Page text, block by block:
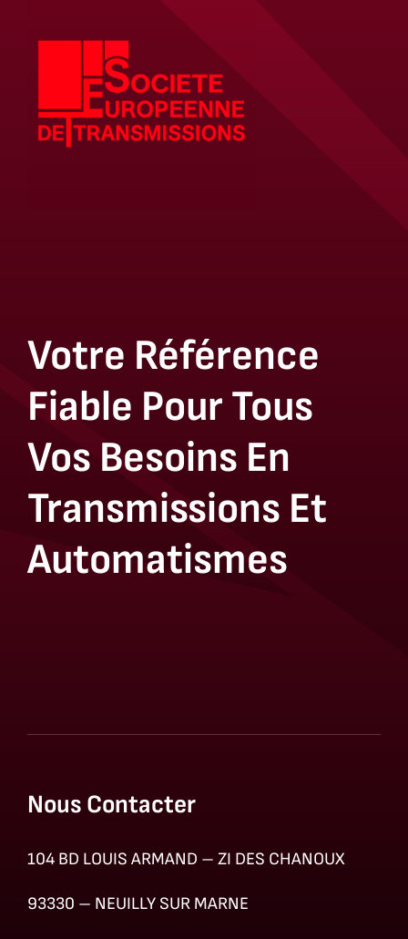
Votre Référence
Fiable Pour Tous
Vos Besoins En
Transmissions Et
Automatismes
Nous Contacter
104 BD LOUIS ARMAND – ZI DES CHANOUX
93330 – NEUILLY SUR MARNE